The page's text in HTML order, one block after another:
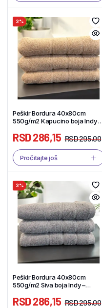
3%
Peškir Bordura 40x80cm
550g/m2 Kapucino boja Indy –
RSD295,00
RSD286,15
Pročitajte još
3%
Peškir Bordura 40x80cm
550g/m2 Siva boja Indy –
RSD295,00
RSD286,15